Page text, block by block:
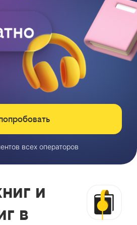
всех операторов
и
в